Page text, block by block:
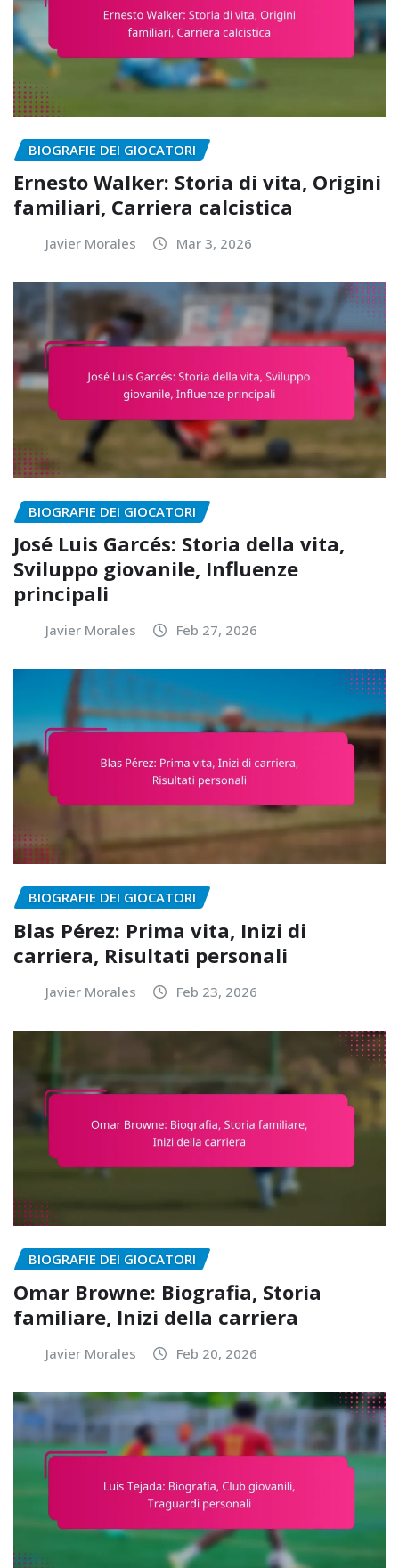
BIOGRAFIE DEI GIOCATORI
Ernesto Walker: Storia di vita, Origini
familiari, Carriera calcistica
Javier Morales Mar 3, 2026
BIOGRAFIE DEI GIOCATORI
José Luis Garcés: Storia della vita,
Sviluppo giovanile, Influenze
principali
Javier Morales Feb 27, 2026
BIOGRAFIE DEI GIOCATORI
Blas Pérez: Prima vita, Inizi di
carriera, Risultati personali
Javier Morales Feb 23, 2026
BIOGRAFIE DEI GIOCATORI
Omar Browne: Biografia, Storia
familiare, Inizi della carriera
Javier Morales Feb 20, 2026